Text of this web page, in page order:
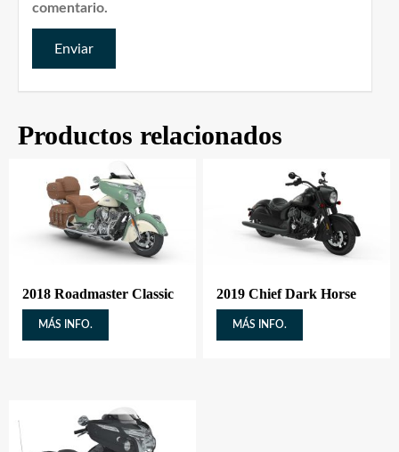
comentario.
Productos relacionados
2018 Roadmaster Classic
MÁS INFO.
2019 Chief Dark Horse
MÁS INFO.